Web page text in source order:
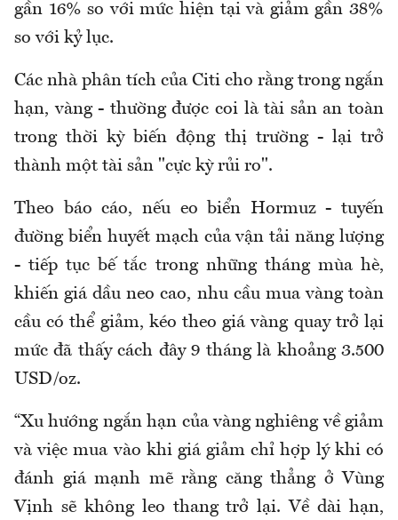
gần 16% so với mức hiện tại và giảm gần 38%
so với kỷ lục.
Các nhà phân tích của Citi cho rằng trong ngắn
hạn, vàng - thường được coi là tài sản an toàn
trong thời kỳ biến động thị trường - lại trở
thành một tài sản "cực kỳ rủi ro".
Theo báo cáo, nếu eo biển Hormuz - tuyến
đường biển huyết mạch của vận tải năng lượng
- tiếp tục bế tắc trong những tháng mùa hè,
khiến giá dầu neo cao, nhu cầu mua vàng toàn
cầu có thể giảm, kéo theo giá vàng quay trở lại
mức đã thấy cách đây 9 tháng là khoảng 3.500
USD/oz.
“Xu hướng ngắn hạn của vàng nghiêng về giảm
và việc mua vào khi giá giảm chỉ hợp lý khi có
đánh giá mạnh mẽ rằng căng thẳng ở Vùng
Vịnh sẽ không leo thang trở lại. Về dài hạn,